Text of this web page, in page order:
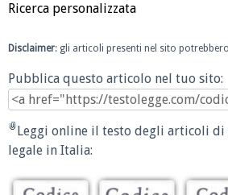
Ricerca personalizzata
Disclaimer: gli articoli presenti nel sito
Pubblica questo articolo nel tuo sito:
Leggi online il testo degli articoli di
legale in Italia: